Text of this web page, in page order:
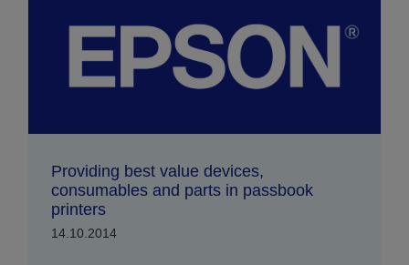
Providing best value devices,
consumables and parts in passbook
printers
14.10.2014